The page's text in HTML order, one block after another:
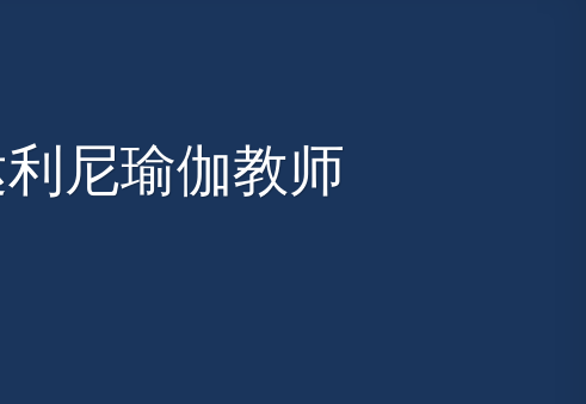
尼瑜伽教师